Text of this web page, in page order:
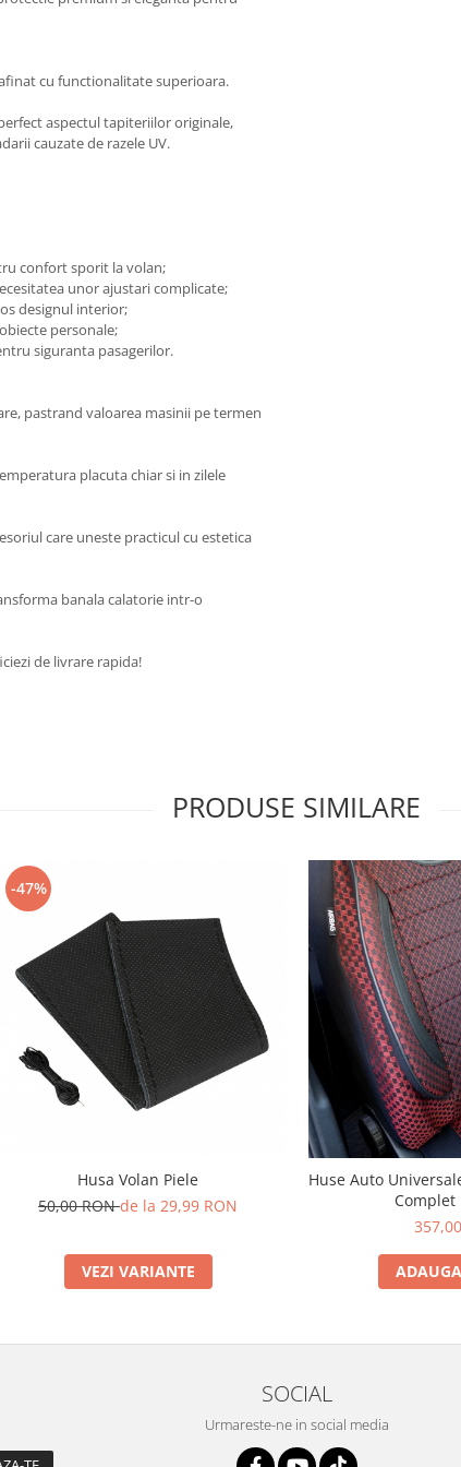
cu functionalitate superioara.
aspectul tapiteriilor originale,
cauzate de razele UV.
confort sporit la volan;
unor ajustari complicate;
designul interior;
personale;
siguranta pasagerilor.
pastrand valoarea masinii pe termen
placuta chiar si in zilele
care uneste practicul cu estetica
banala calatorie intr-o
de livrare rapida!
PRODUSE SIMILARE
-47%
Husa Volan Piele
50,00 RONde la 29,99 RON
VEZI VARIANTE
Huse Auto
Complet
SOCIAL
Urmareste-ne in social media